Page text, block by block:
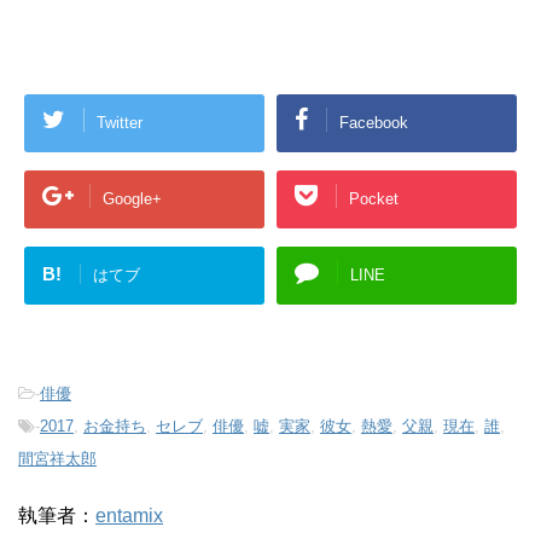
Twitter Facebook
Google+ Pocket
B! はてブ LINE
-俳優
-2017 お金持ち セレブ 俳優 嘘 実家 彼女 熱愛 父親 現在 誰
間宮祥太郎
執筆者： entamix